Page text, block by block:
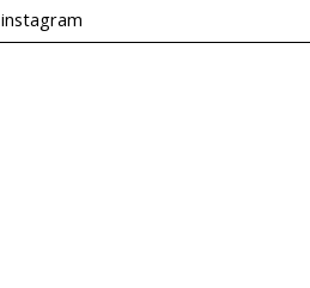
instagram